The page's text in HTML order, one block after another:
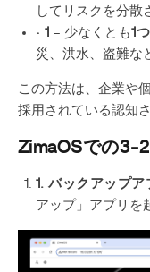
してリスクを分散
· 1 – 少なくとも1
災、洪水、盗難な
この方法は、企業や
採用されている認知
ZimaOSでの3-
1. バックアップア
アップ」アプリを